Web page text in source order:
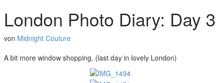
London Photo Diary: Day 3
von Midnight Couture
A bit more window shopping. (last day in lovely London)